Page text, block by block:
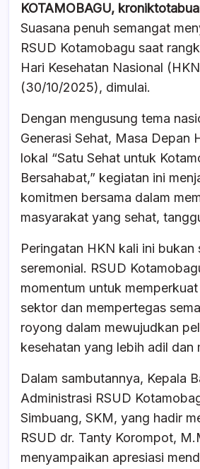
c
e
b
o
k
at
s
A
p
e
a
d
s
ar
e
KOTAMOBAGU,
Suasana penuh semangat
RSUD Kotamobagu saat
Hari Kesehatan Nasional
(30/10/2025), dimulai.
Dengan mengusung tema
Generasi Sehat, Masa Depan
lokal “Satu Sehat untuk
Bersahabat,” kegiatan ini
komitmen bersama dalam
masyarakat yang sehat,
Peringatan HKN kali ini bukan
seremonial. RSUD
momentum untuk
sektor dan mempertegas
royong dalam mewujudkan
kesehatan yang lebih adil dan
Dalam sambutannya, Kepala
Administrasi RSUD
Simbuang, SKM, yang hadir
RSUD dr. Tanty Korompot,
menyampaikan apresiasi